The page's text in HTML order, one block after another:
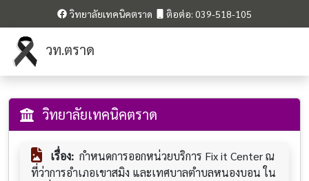
วิทยาลัยเทคนิคตราด ติอต่อ: 039-518-105
วท.ตราด
วิทยาลัยเทคนิคตราด
เรื่อง: กำหนดการออกหน่วยบริการ Fix it Center ณ
ที่ว่าการอำเภอเขาสมิง และเทศบาลตำบลหนองบอน ใน